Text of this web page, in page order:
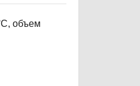
объем